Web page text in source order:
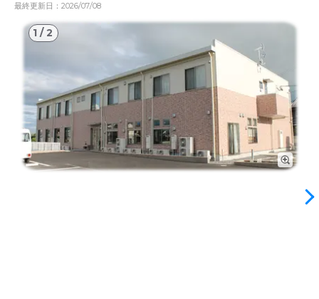
最終更新日：2026/07/08
1 /2
/